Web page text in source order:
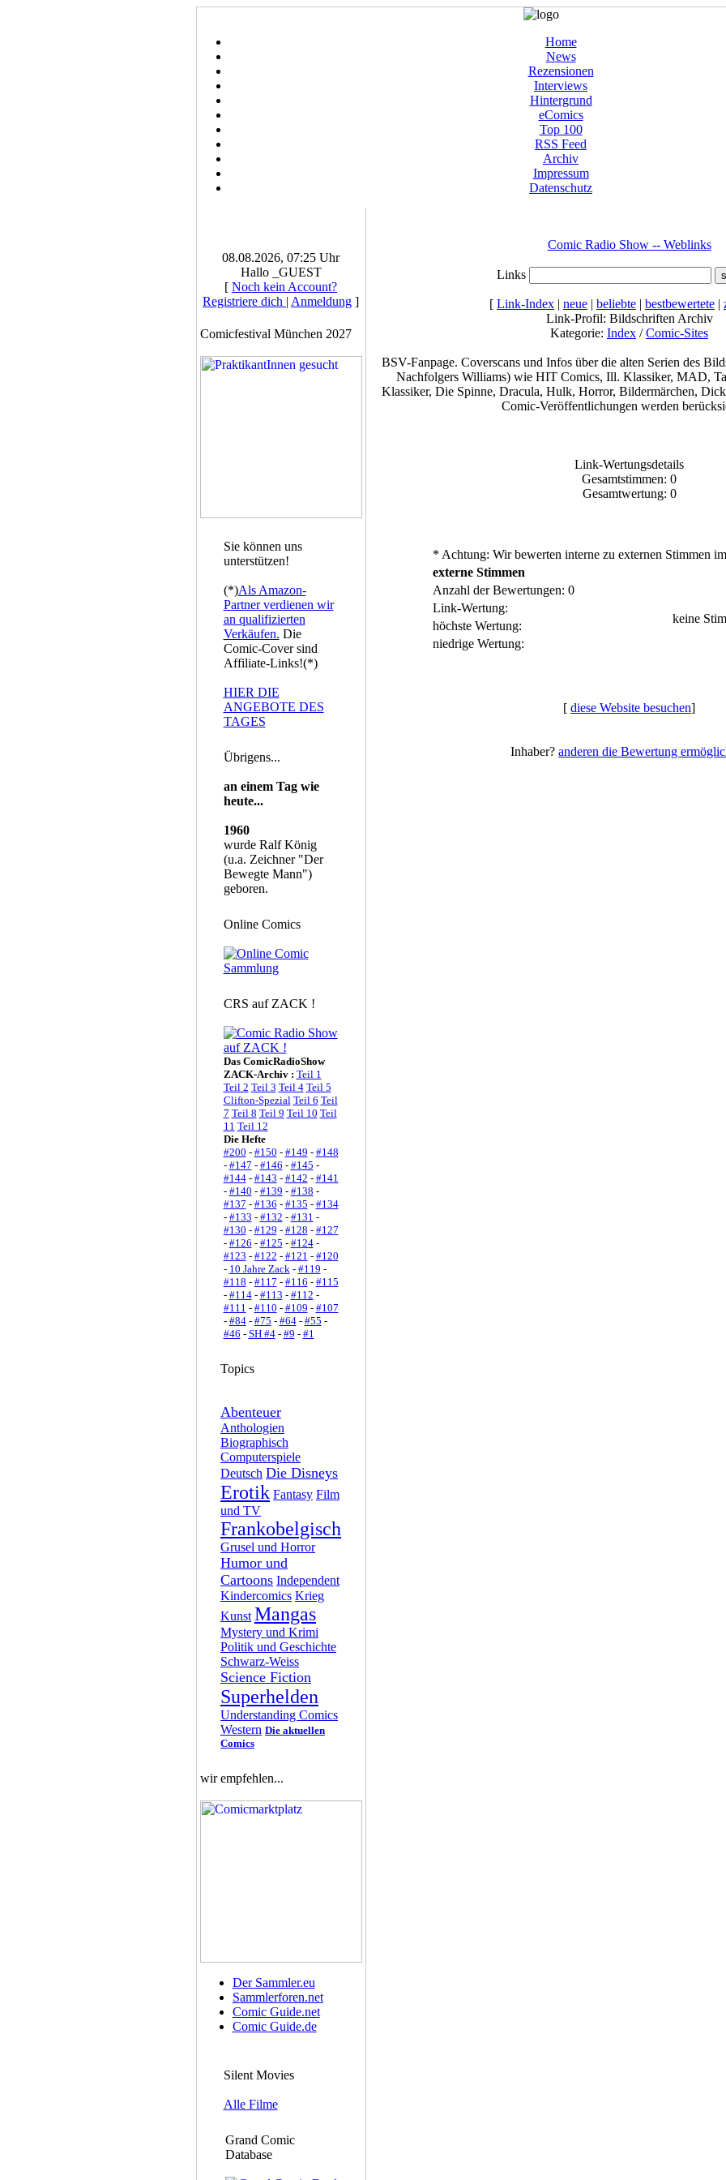
Home
News
Rezensionen
Interviews
Hintergrund
eComics
Top 100
RSS Feed
Archiv
Impressum
Datenschutz
08.08.2026, 07:25 Uhr
Hallo _GUEST
[ Noch kein Account?
Registriere dich | Anmeldung ]
Comicfestival München 2027
Sie können uns
unterstützen!
(*)Als Amazon-
Partner verdienen wir
an qualifizierten
Verkäufen. Die
Comic-Cover sind
Affiliate-Links!(*)
HIER DIE
ANGEBOTE DES
TAGES
Übrigens...
an einem Tag wie
heute...
1960
wurde Ralf König
(u.a. Zeichner "Der
Bewegte Mann")
geboren.
Online Comics
CRS auf ZACK !
Das ComicRadioShow
ZACK-Archiv : Teil 1
Teil 2 Teil 3 Teil 4 Teil 5
Clifton-Spezial Teil 6 Teil
7 Teil 8 Teil 9 Teil 10 Teil
11 Teil 12
Die Hefte
#200 - #150 - #149 - #148
- #147 - #146 - #145 -
#144- #143 - #142 - #141
- #140 - #139 - #138 -
#137 - #136 - #135 - #134
- #133 - #132 - #131 -
#130 - #129 - #128 - #127
- #126 - #125 - #124-
#123 - #122 - #121 - #120
- 10 Jahre Zack- #119 -
#118 - #117 - #116 - #115
- #114- #113 - #112 -
#111 - #110 - #109 - #107
- #84- #75 - #64- #55 -
#46 - SH #4- #9 - #1
Topics
Abenteuer
Anthologien
Biographisch
Computerspiele
Deutsch Die Disneys
Erotik Fantasy Film
und TV
Frankobelgisch
Grusel und Horror
Humor und
Cartoons Independent
Kindercomics Krieg
Kunst Mangas
Mystery und Krimi
Politik und Geschichte
Schwarz-Weiss
Science Fiction
Superhelden
Understanding Comics
Western Die aktuellen
Comics
wir empfehlen...
Der Sammler.eu
Sammlerforen.net
Comic Guide.net
Comic Guide.de
Silent Movies
Alle Filme
Grand Comic
Database
Comic Radio Show -- Weblinks
Links
[ Link-Index | neue | beliebte | bestbewertete |
Link-Profil: Bildschriften Archiv
Kategorie: Index /Comic-Sites
BSV-Fanpage. Coverscans und Infos über die alten Serien des
Nachfolgers Williams) wie HIT Comics, Ill. Klassiker, MAD,
Klassiker, Die Spinne, Dracula, Hulk, Horror, Bildermärchen,
Comic-Veröffentlichungen werden
Link-Wertungsdetails
Gesamtstimmen: 0
Gesamtwertung: 0
* Achtung: Wir bewerten interne zu externen Stimmen
externe Stimmen
Anzahl der Bewertungen: 0
keine
Link-Wertung:
höchste Wertung:
niedrige Wertung:
[ diese Website besuchen]
Inhaber? anderen die Bewertung